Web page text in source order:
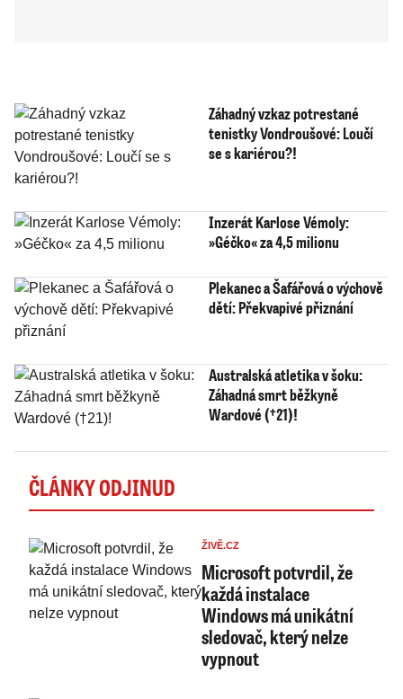
Záhadný vzkaz potrestané
tenistky Vondroušové: Loučí
se s kariérou?!
Inzerát Karlose Vémoly:
»Géčko« za 4,5 milionu
Plekanec a Šafářová o výchově
dětí: Překvapivé přiznání
Australská atletika v šoku:
Záhadná smrt běžkyně
Wardové (†21)!
ČLÁNKY ODJINUD
ŽIVĚ.CZ
Microsoft potvrdil, že
každá instalace
Windows má unikátní
sledovač, který nelze
vypnout